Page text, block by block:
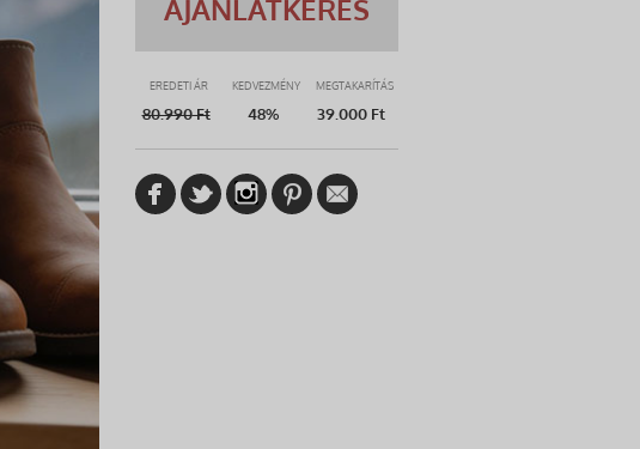
AJÁNLATKÉRÉS
EREDETI ÁR KEDVEZMÉNY MEGTAKARÍTÁS
80.990Ft 48% 39.000 Ft